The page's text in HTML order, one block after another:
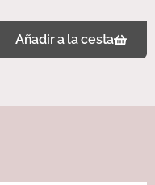
Añadir a la cesta